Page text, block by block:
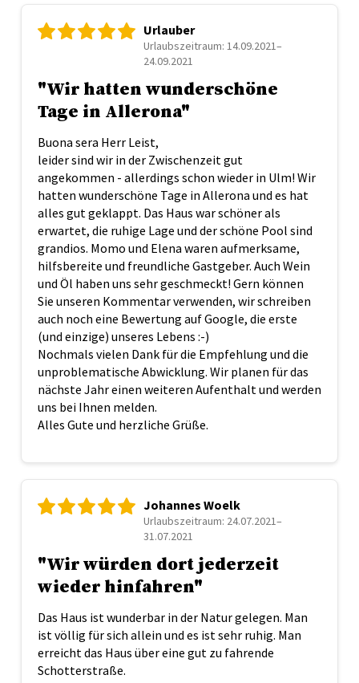
Urlauber
Urlaubszeitraum: 14.09.2021–
24.09.2021
"Wir hatten wunderschöne
Tage in Allerona"
Buona sera Herr Leist,
leider sind wir in der Zwischenzeit gut
angekommen - allerdings schon wieder in Ulm! Wir
hatten wunderschöne Tage in Allerona und es hat
alles gut geklappt. Das Haus war schöner als
erwartet, die ruhige Lage und der schöne Pool sind
grandios. Momo und Elena waren aufmerksame,
hilfsbereite und freundliche Gastgeber. Auch Wein
und Öl haben uns sehr geschmeckt! Gern können
Sie unseren Kommentar verwenden, wir schreiben
auch noch eine Bewertung auf Google, die erste
(und einzige) unseres Lebens :-)
Nochmals vielen Dank für die Empfehlung und die
unproblematische Abwicklung. Wir planen für das
nächste Jahr einen weiteren Aufenthalt und werden
uns bei Ihnen melden.
Alles Gute und herzliche Grüße.
Johannes Woelk
Urlaubszeitraum: 24.07.2021–
31.07.2021
"Wir würden dort jederzeit
wieder hinfahren"
Das Haus ist wunderbar in der Natur gelegen. Man
ist völlig für sich allein und es ist sehr ruhig. Man
erreicht das Haus über eine gut zu fahrende
Schotterstraße.